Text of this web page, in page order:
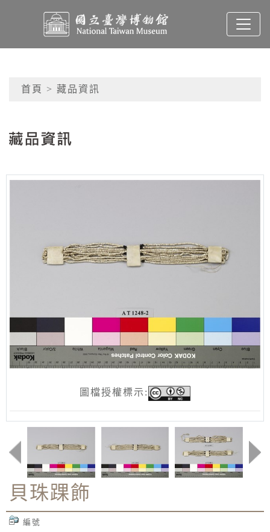
國立臺灣博物館典藏
網頁導覽
首頁 > 藏品資訊
圖檔授權標示:
貝珠踝飾
編號